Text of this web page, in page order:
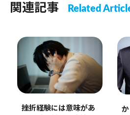
関連記事 Related
挫折経験には意味があ